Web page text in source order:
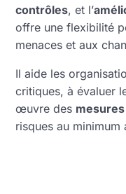
contrôles, et l’
offre une flexibilité
menaces et aux
Il aide les
critiques, à évaluer
œuvre des
risques au minimum